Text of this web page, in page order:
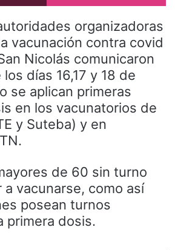
organizadoras
vacunación contra covid
Nicolás comunicaron
los días 16,17 y 18 de
se aplican primeras
en los vacunatorios de
y Suteba) y en
de 60 sin turno
vacunarse, como así
posean turnos
primera dosis.